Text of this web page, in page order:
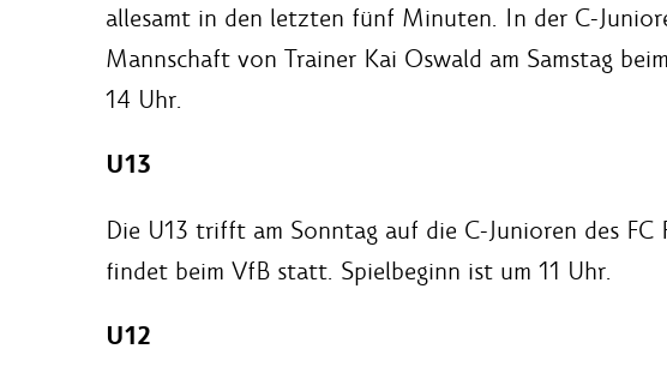
allesamt in den letzten fünf Minuten. In der C-
Mannschaft von Trainer Kai Oswald am Samstag
14 Uhr.
U13
Die U13 trifft am Sonntag auf die C-Junioren des FC
findet beim VfB statt. Spielbeginn ist um 11 Uhr.
U12